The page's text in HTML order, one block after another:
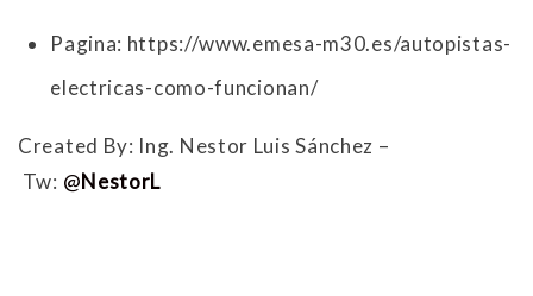
Pagina: https://www.emesa-m30.es/autopistas-
electricas-como-funcionan/
Created By: Ing. Nestor Luis Sánchez –
Tw: @NestorL